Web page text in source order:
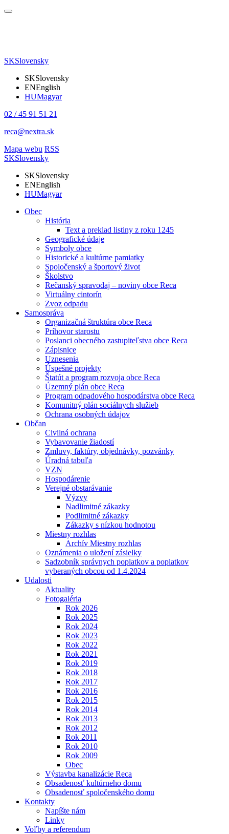
SKSlovensky
SKSlovensky
ENEnglish
HUMagyar
02 / 45 91 51 21
reca@nextra.sk
Mapa webu RSS
SKSlovensky
SKSlovensky
ENEnglish
HUMagyar
Obec
História
Text a preklad listiny z roku 1245
Geografické údaje
Symboly obce
Historické a kultúrne pamiatky
Spoločenský a športový život
Školstvo
Rečanský spravodaj – noviny obce Reca
Virtuálny cintorín
Zvoz odpadu
Samospráva
Organizačná štruktúra obce Reca
Príhovor starostu
Poslanci obecného zastupiteľstva obce Reca
Zápisnice
Uznesenia
Úspešné projekty
Štatút a program rozvoja obce Reca
Územný plán obce Reca
Program odpadového hospodárstva obce Reca
Komunitný plán sociálnych služieb
Ochrana osobných údajov
Občan
Civilná ochrana
Vybavovanie žiadostí
Zmluvy, faktúry, objednávky, pozvánky
Úradná tabuľa
VZN
Hospodárenie
Verejné obstarávanie
Výzvy
Nadlimitné zákazky
Podlimitné zákazky
Zákazky s nízkou hodnotou
Miestny rozhlas
Archív Miestny rozhlas
Oznámenia o uložení zásielky
Sadzobník správnych poplatkov a poplatkov
vyberaných obcou od 1.4.2024
Udalosti
Aktuality
Fotogaléria
Rok 2026
Rok 2025
Rok 2024
Rok 2023
Rok 2022
Rok 2021
Rok 2019
Rok 2018
Rok 2017
Rok 2016
Rok 2015
Rok 2014
Rok 2013
Rok 2012
Rok 2011
Rok 2010
Rok 2009
Obec
Výstavba kanalizácie Reca
Obsadenosť kultúrneho domu
Obsadenosť spoločenského domu
Kontakty
Napíšte nám
Linky
Voľby a referendum